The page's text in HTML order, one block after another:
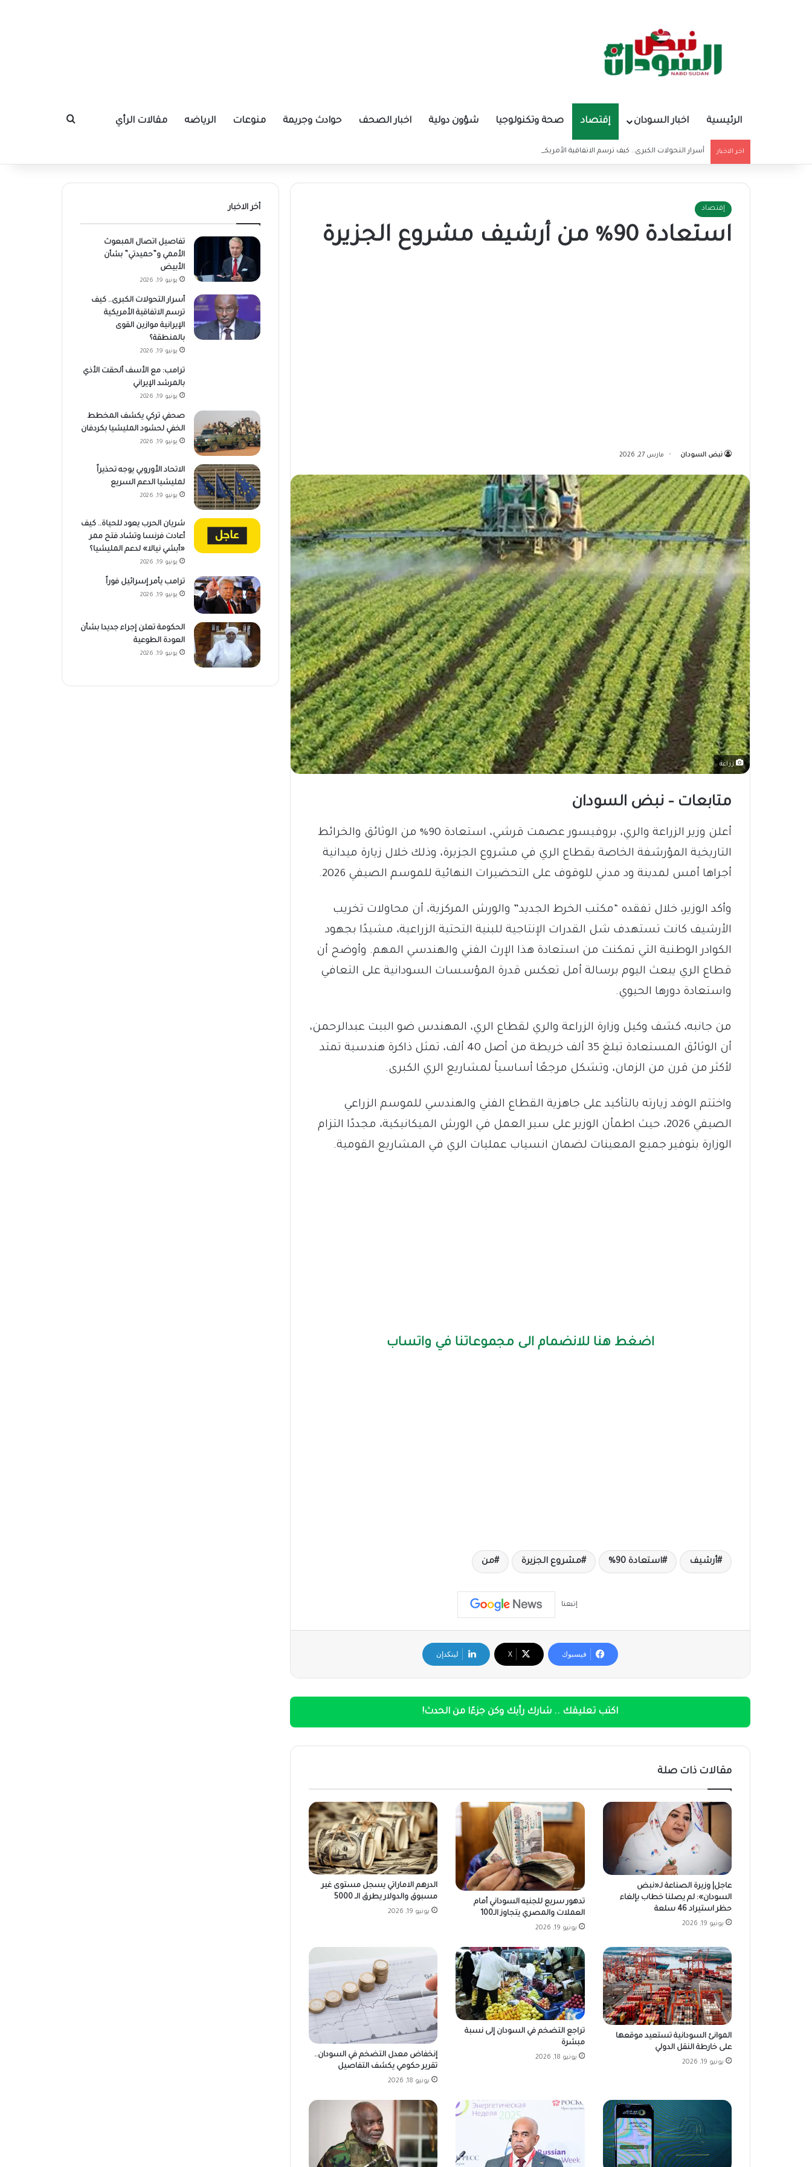
الرئيسية اخبار السودان إقتصاد صحة وتكنولوجيا شؤون دولية اخبار الصحف حوادث وجريمة منوعات الرياضه مقالات الرأي بحث عن
اخر الاخبار أسرار التحولات الكبرى.. كيف ترسم الاتفاقية الأمريكية الإيرانية موازين القوى بالمنطقة؟
إقتصاد
استعادة 90% من أرشيف مشروع الجزيرة
نبض السودان مارس 27, 2026
زراعة
متابعات – نبض السودان
أعلن وزير الزراعة والري، بروفيسور عصمت قرشي، استعادة 90% من الوثائق والخرائط
التاريخية المؤرشفة الخاصة بقطاع الري في مشروع الجزيرة، وذلك خلال زيارة ميدانية
أجراها أمس لمدينة ود مدني للوقوف على التحضيرات النهائية للموسم الصيفي 2026.
وأكد الوزير، خلال تفقده “مكتب الخرط الجديد” والورش المركزية، أن محاولات تخريب
الأرشيف كانت تستهدف شل القدرات الإنتاجية للبنية التحتية الزراعية، مشيدًا بجهود
الكوادر الوطنية التي تمكنت من استعادة هذا الإرث الفني والهندسي المهم. وأوضح أن
قطاع الري يبعث اليوم برسالة أمل تعكس قدرة المؤسسات السودانية على التعافي
واستعادة دورها الحيوي.
من جانبه، كشف وكيل وزارة الزراعة والري لقطاع الري، المهندس ضو البيت عبدالرحمن،
أن الوثائق المستعادة تبلغ 35 ألف خريطة من أصل 40 ألف، تمثل ذاكرة هندسية تمتد
لأكثر من قرن من الزمان، وتشكل مرجعًا أساسياً لمشاريع الري الكبرى.
واختتم الوفد زيارته بالتأكيد على جاهزية القطاع الفني والهندسي للموسم الزراعي
الصيفي 2026، حيث اطمأن الوزير على سير العمل في الورش الميكانيكية، مجددًا التزام
الوزارة بتوفير جميع المعينات لضمان انسياب عمليات الري في المشاريع القومية.
اضغط هنا للانضمام الى مجموعاتنا في واتساب
أرشيف استعادة 90% مشروع الجزيرة من
إتبعنا
فيسبوك ‫X لينكدإن
اكتب تعليقك .. شارك رأيك وكن جزءًا من الحدث!
مقالات ذات صلة
عاجل| وزيرة الصناعة لـ«نبض
السودان»: لم يصلنا خطاب بإلغاء
حظر استيراد 46 سلعة
يونيو 19, 2026
تدهور سريع للجنيه السوداني أمام
العملات والمصري يتجاوز الـ100
يونيو 19, 2026
الدرهم الاماراتي يسجل مستوى غير
مسبوق والدولار يطرق الـ 5000
يونيو 19, 2026
الموانئ السودانية تستعيد موقعها
على خارطة النقل الدولي
يونيو 19, 2026
تراجع التضخم في السودان إلى نسبة
مبشرة
يونيو 18, 2026
إنخفاض معدل التضخم في السودان..
تقرير حكومي يكشف التفاصيل
يونيو 18, 2026
أخر الاخبار
تفاصيل اتصال المبعوث
الأممي و”حميدتي” بشأن
الأبيض
يونيو 19, 2026
أسرار التحولات الكبرى.. كيف
ترسم الاتفاقية الأمريكية
الإيرانية موازين القوى
بالمنطقة؟
يونيو 19, 2026
ترامب: مع الأسف ألحقت الأذي
بالمرشد الإيراني
يونيو 19, 2026
صحفي تركي يكشف المخطط
الخفي لحشود المليشيا بكردفان
يونيو 19, 2026
الاتحاد الأوروبي يوجه تحذيراً
لمليشيا الدعم السريع
يونيو 19, 2026
شريان الحرب يعود للحياة.. كيف
أعادت فرنسا وتشاد فتح ممر
«أبشي نيالا» لدعم المليشيا؟
يونيو 19, 2026
ترامب يأمر إسرائيل فوراً
يونيو 19, 2026
الحكومة تعلن إجراء جديدا بشأن
العودة الطوعية
يونيو 19, 2026